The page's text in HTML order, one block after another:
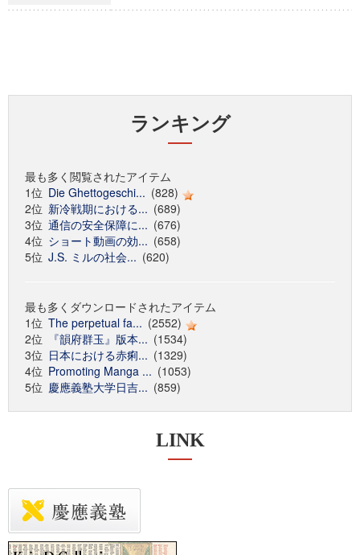
ランキング
最も多く閲覧されたアイテム
1位 Die Ghettogeschi... (828)
2位 新冷戦期における... (689)
3位 通信の安全保障に... (676)
4位 ショート動画の効... (658)
5位 J.S. ミルの社会... (620)
最も多くダウンロードされたアイテム
1位 The perpetual fa... (2552)
2位
『韻府群玉』版本... (1534)
3位 日本における赤痢... (1329)
4位 Promoting Manga ... (1053)
5位 慶應義塾大学日吉... (859)
LINK